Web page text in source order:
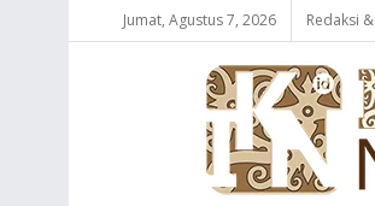
Jumat, Agustus 7, 2026 Redaksi